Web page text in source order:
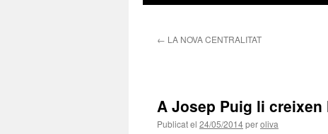
← LA NOVA CENTRALITAT
A Josep Puig li
Publicat el 24/05/2014peroliva